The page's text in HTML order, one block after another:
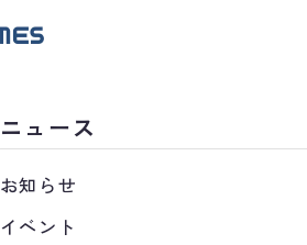
ニュース
お知らせ
イベント